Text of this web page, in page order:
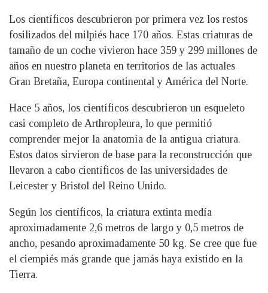
Los científicos descubrieron por primera vez los restos
fosilizados del milpiés hace 170 años. Estas criaturas de
tamaño de un coche vivieron hace 359 y 299 millones de
años en nuestro planeta en territorios de las actuales
Gran Bretaña, Europa continental y América del Norte.
Hace 5 años, los científicos descubrieron un esqueleto
casi completo de Arthropleura, lo que permitió
comprender mejor la anatomía de la antigua criatura.
Estos datos sirvieron de base para la reconstrucción que
llevaron a cabo científicos de las universidades de
Leicester y Bristol del Reino Unido.
Según los científicos, la criatura extinta medía
aproximadamente 2,6 metros de largo y 0,5 metros de
ancho, pesando aproximadamente 50 kg. Se cree que fue
el ciempiés más grande que jamás haya existido en la
Tierra.